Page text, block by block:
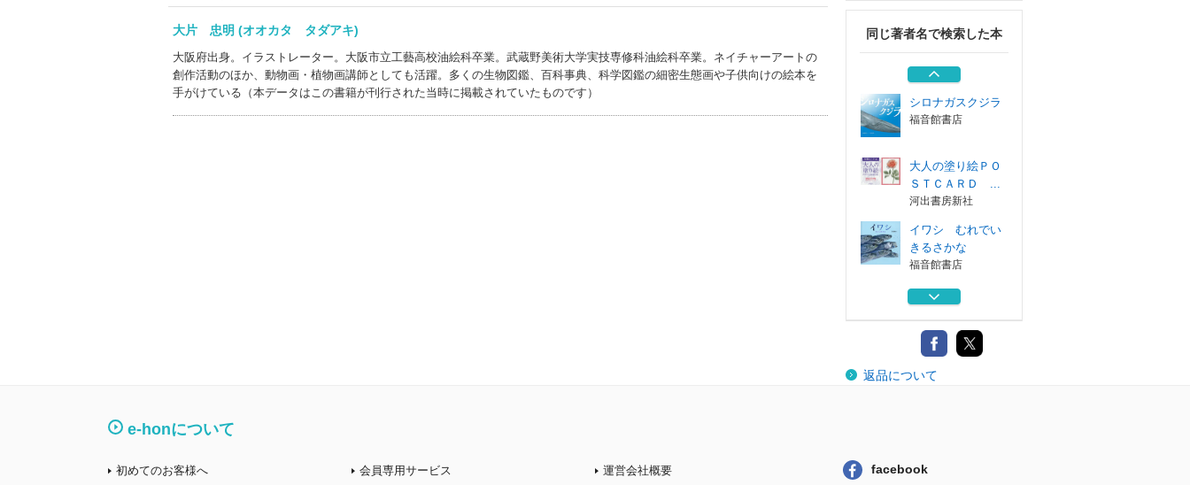
大片 忠明 (オオカタ タダアキ)
大阪府出身。イラストレーター。大阪市立工藝高校油絵科卒業。武蔵野美術大学実技専修科油絵科卒業。ネイチャーアートの
創作活動のほか、動物画・植物画講師としても活躍。多くの生物図鑑、百科事典、科学図鑑の細密生態画や子供向けの絵本を
手がけている（本データはこの書籍が刊行された当時に掲載されていたものです）
同じ著者名で検索した本
福音館書店
大人の塗り絵 す
ぐ塗れる、美し...
河出書房新社
シロナガスクジラ
福音館書店
大人の塗り絵ＰＯ
ＳＴＣＡＲＤ ...
河出書房新社
イワシ むれでい
きるさかな
福音館書店
大人の塗り絵 す
河出書房新社
シロナガスクジラ
福音館書店
返品について
e-honについて
初めてのお客様へ 会員専用サービス 運営会社概要 facebook